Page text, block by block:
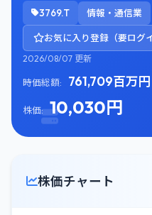
3769.T 情報・通信業
お気に入り登録（要ログ
2026/08/07 更新
時価総額: 761,709百万円
株価: 10,030円
株価チャート